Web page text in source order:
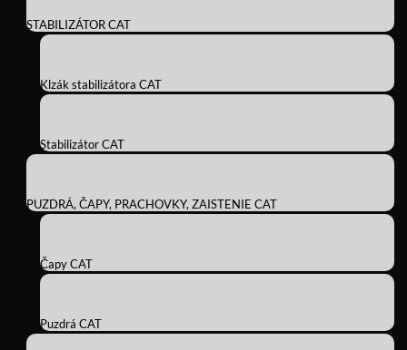
STABILIZÁTOR CAT
Klzák stabilizátora CAT
Stabilizátor CAT
PUZDRÁ, ČAPY, PRACHOVKY, ZAISTENIE CAT
Čapy CAT
Puzdrá CAT